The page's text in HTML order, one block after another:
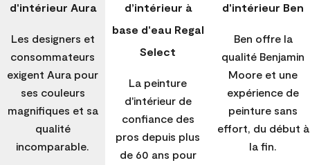
d'intérieur Aura
Les designers et
consommateurs
exigent Aura pour
ses couleurs
magnifiques et sa
qualité
incomparable.
d’intérieur à
base d'eau Regal
Select
La peinture
d'intérieur de
confiance des
pros depuis plus
de 60 ans pour
d'intérieur Ben
Ben offre la
qualité Benjamin
Moore et une
expérience de
peinture sans
effort, du début à
la fin.